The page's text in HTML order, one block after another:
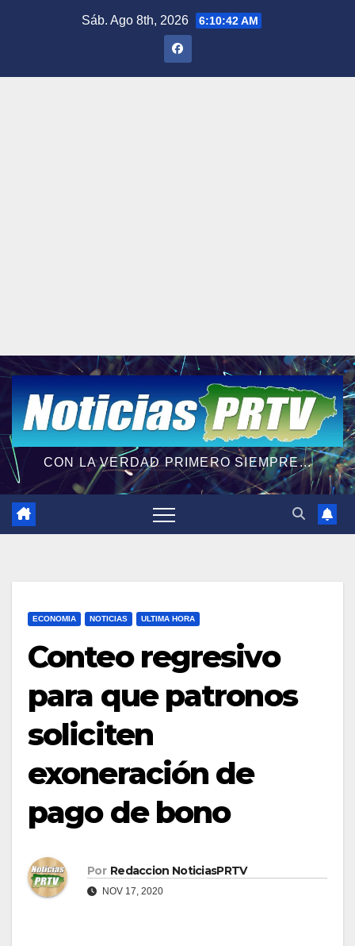
Sáb. Ago 8th, 2026 6:10:43 AM
CON LA VERDAD PRIMERO SIEMPRE...
ECONOMIA NOTICIAS ULTIMA HORA
Conteo regresivo
para que patronos
soliciten
exoneración de
pago de bono
Por Redaccion NoticiasPRTV
NOV 17, 2020